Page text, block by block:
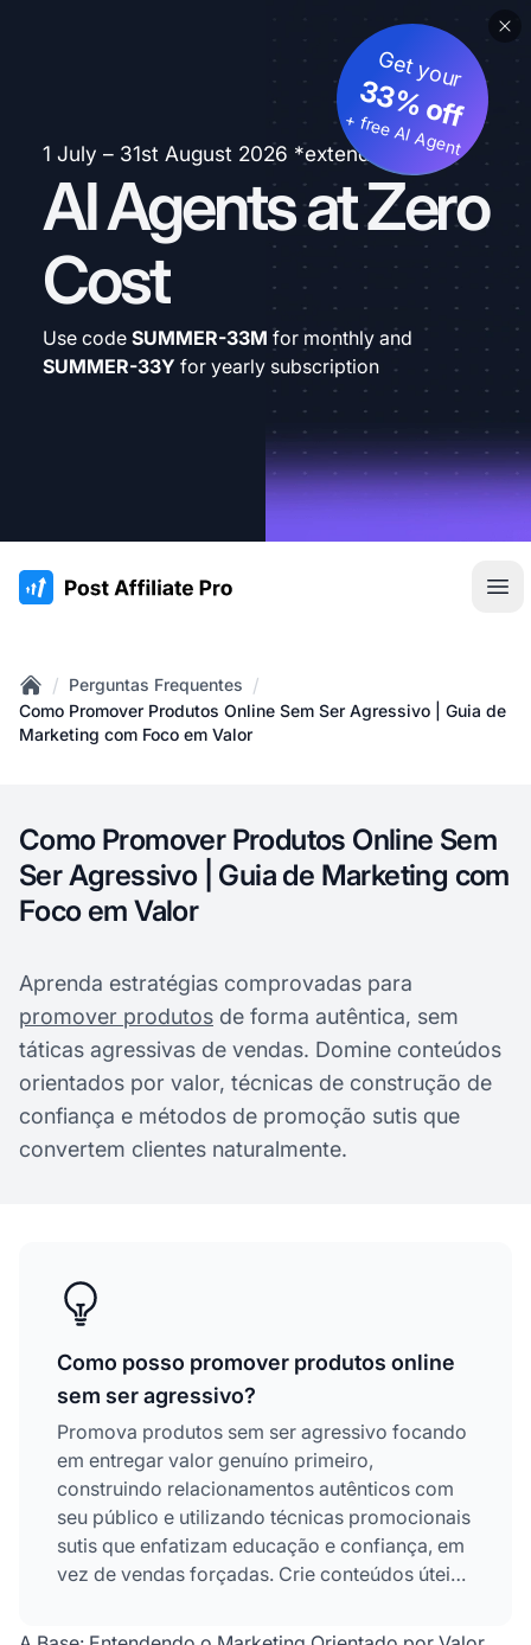
1 July – 31st August 2026 *extended
AI Agents at Zero
Cost
Get your
33% off
+ free AI Agent
Use code SUMMER-33M for monthly and
SUMMER-33Y for yearly subscription
:site.title
Home
/ Perguntas Frequentes /
Como Promover Produtos Online Sem Ser Agressivo | Guia de
Marketing com Foco em Valor
Como Promover Produtos Online Sem
Ser Agressivo | Guia de Marketing com
Foco em Valor
Aprenda estratégias comprovadas para
promover produtos de forma autêntica, sem
táticas agressivas de vendas. Domine conteúdos
orientados por valor, técnicas de construção de
confiança e métodos de promoção sutis que
convertem clientes naturalmente.
Como posso promover produtos online
sem ser agressivo?
Promova produtos sem ser agressivo focando
em entregar valor genuíno primeiro,
construindo relacionamentos autênticos com
seu público e utilizando técnicas promocionais
sutis que enfatizam educação e confiança, em
vez de vendas forçadas. Crie conteúdos úteis
histórias autênticas e provas sociais, e